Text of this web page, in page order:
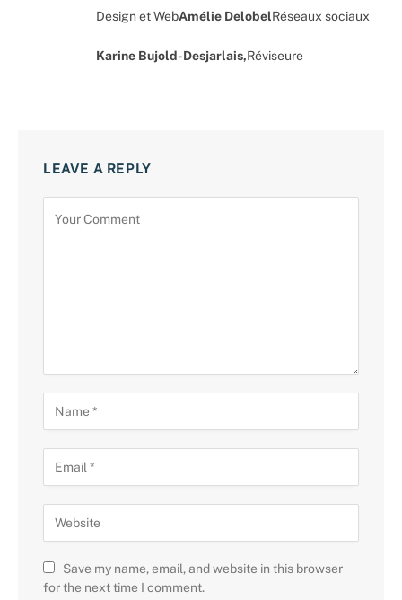
Design et WebAmélie DelobelRéseaux sociaux
Karine Bujold-Desjarlais,Réviseure
LEAVE A REPLY
Save my name, email, and website in this browser
for the next time I comment.